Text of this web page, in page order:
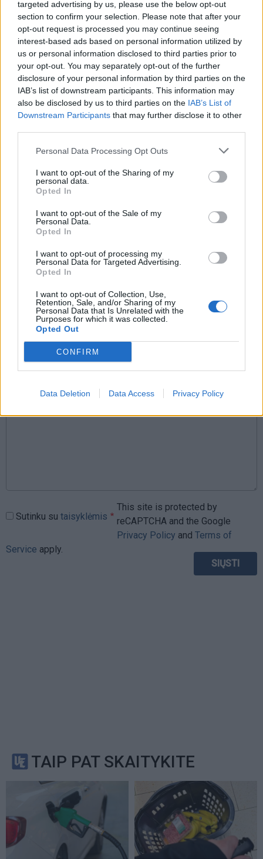
targeted advertising by us, please use the below opt-out
section to confirm your selection. Please note that after your
opt-out request is processed you may continue seeing
interest-based ads based on personal information utilized by
us or personal information disclosed to third parties prior to
your opt-out. You may separately opt-out of the further
disclosure of your personal information by third parties on the
IAB’s list of downstream participants. This information may
also be disclosed by us to third parties on the IAB’s List of
Downstream Participants that may further disclose it to other
Personal Data Processing Opt Outs
I want to opt-out of the Sharing of my
personal data.
Opted In
I want to opt-out of the Sale of my
Personal Data.
Opted In
I want to opt-out of processing my
Personal Data for Targeted Advertising.
Opted In
I want to opt-out of Collection, Use,
Retention, Sale, and/or Sharing of my
Personal Data that Is Unrelated with the
Purposes for which it was collected.
Opted Out
CONFIRM
Data Deletion Data Access Privacy Policy
radinius
Mirė garsi lietuvių aktorė: „Jos
vaidmenys išliks Lietuvos teatro
istorijoje“
„Fūristas“ į judrią sankryžą įlėkė „ant
rankinio“: vilkiko puspriekabės ratai
pakilo į orą
Raktažodžiai
Komentarai
Rašyti komentarą
Jūsų vardas
Sutinku su taisyklėmis
This site is protected by
reCAPTCHA and the Google
Privacy Policy and Terms of
Service apply.
TAIP PAT SKAITYKITE